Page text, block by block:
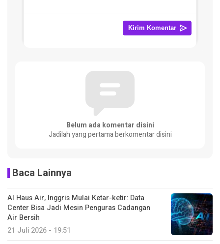
Belum ada komentar disini
Jadilah yang pertama berkomentar disini
Baca Lainnya
AI Haus Air, Inggris Mulai Ketar-ketir: Data
Center Bisa Jadi Mesin Penguras Cadangan
Air Bersih
21 Juli 2026 - 19:51